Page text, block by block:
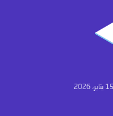
15 يناير، 2026